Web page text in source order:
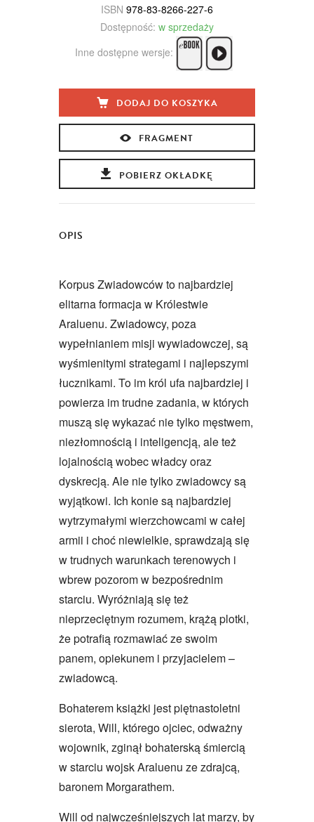
ISBN 978-83-8266-227-6
Dostępność: w sprzedaży
Inne dostępne wersje:
DODAJ DO KOSZYKA
FRAGMENT
POBIERZ OKŁADKĘ
OPIS
Korpus Zwiadowców to najbardziej
elitarna formacja w Królestwie
Araluenu. Zwiadowcy, poza
wypełnianiem misji wywiadowczej, są
wyśmienitymi strategami i najlepszymi
łucznikami. To im król ufa najbardziej i
powierza im trudne zadania, w których
muszą się wykazać nie tylko męstwem,
niezłomnością i inteligencją, ale też
lojalnością wobec władcy oraz
dyskrecją. Ale nie tylko zwiadowcy są
wyjątkowi. Ich konie są najbardziej
wytrzymałymi wierzchowcami w całej
armii i choć niewielkie, sprawdzają się
w trudnych warunkach terenowych i
wbrew pozorom w bezpośrednim
starciu. Wyróżniają się też
nieprzeciętnym rozumem, krążą plotki,
że potrafią rozmawiać ze swoim
panem, opiekunem i przyjacielem –
zwiadowcą.
Bohaterem książki jest piętnastoletni
sierota, Will, którego ojciec, odważny
wojownik, zginął bohaterską śmiercią
w starciu wojsk Araluenu ze zdrajcą,
baronem Morgarathem.
Will od najwcześniejszych lat marzy, by